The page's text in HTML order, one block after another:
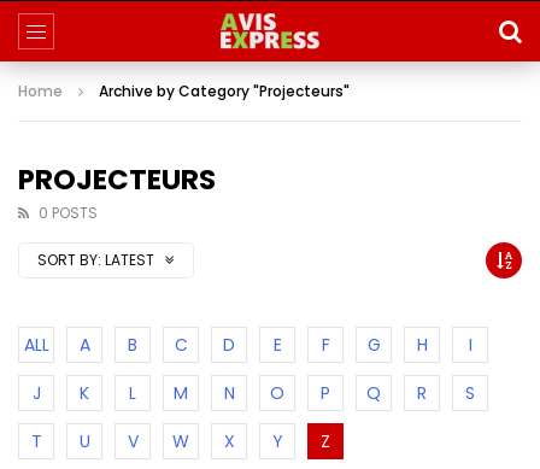
Home Archive by Category "Projecteurs"
PROJECTEURS
0 POSTS
SORT BY: LATEST
ALL A B C D E F G H
I
J
K L M N O P Q R
S
T
U V W X Y Z